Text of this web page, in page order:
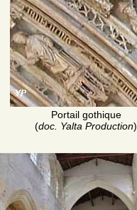
Portail gothique
(doc. Yalta Production)